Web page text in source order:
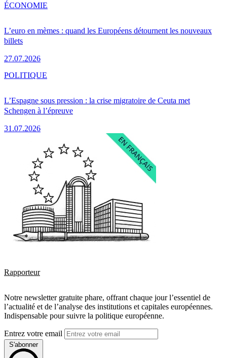
L’euro en mèmes : quand les Européens détournent les nouveaux
billets
27.07.2026
ÉCONOMIE
L’Espagne sous pression : la crise migratoire de Ceuta met
Schengen à l’épreuve
31.07.2026
POLITIQUE
Rapporteur
Notre newsletter gratuite phare, offrant chaque jour l’essentiel de
l’actualité et de l’analyse des institutions et capitales européennes.
Indispensable pour suivre la politique européenne.
Entrez votre email
S'abonner